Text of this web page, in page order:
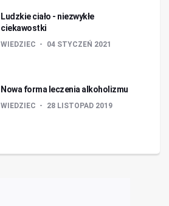
Ludzkie ciało - niezwykłe
ciekawostki
WIEDZIEC 04 STYCZEŃ 2021
Nowa forma leczenia alkoholizmu
WIEDZIEC 28 LISTOPAD 2019